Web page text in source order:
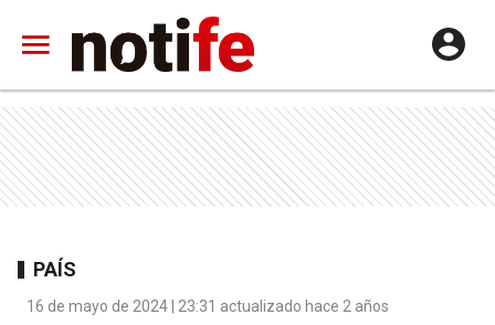
PAÍS
16 de mayo de 2024 | 23:31 actualizado hace 2 años